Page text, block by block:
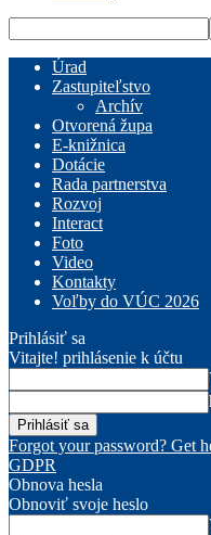
Úrad
Zastupiteľstvo
Archív
Otvorená župa
E-knižnica
Dotácie
Rada partnerstva
Rozvoj
Interact
Foto
Video
Kontakty
Voľby do VÚC 2026
Prihlásiť sa
Vitajte! prihlásenie k účtu
Forgot your password? Get
GDPR
Obnova hesla
Obnoviť svoje heslo